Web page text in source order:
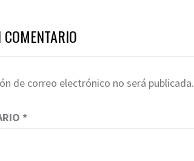
COMENTARIO
de correo electrónico no será publicada.
*